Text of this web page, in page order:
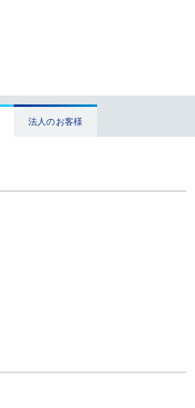
法人のお客様